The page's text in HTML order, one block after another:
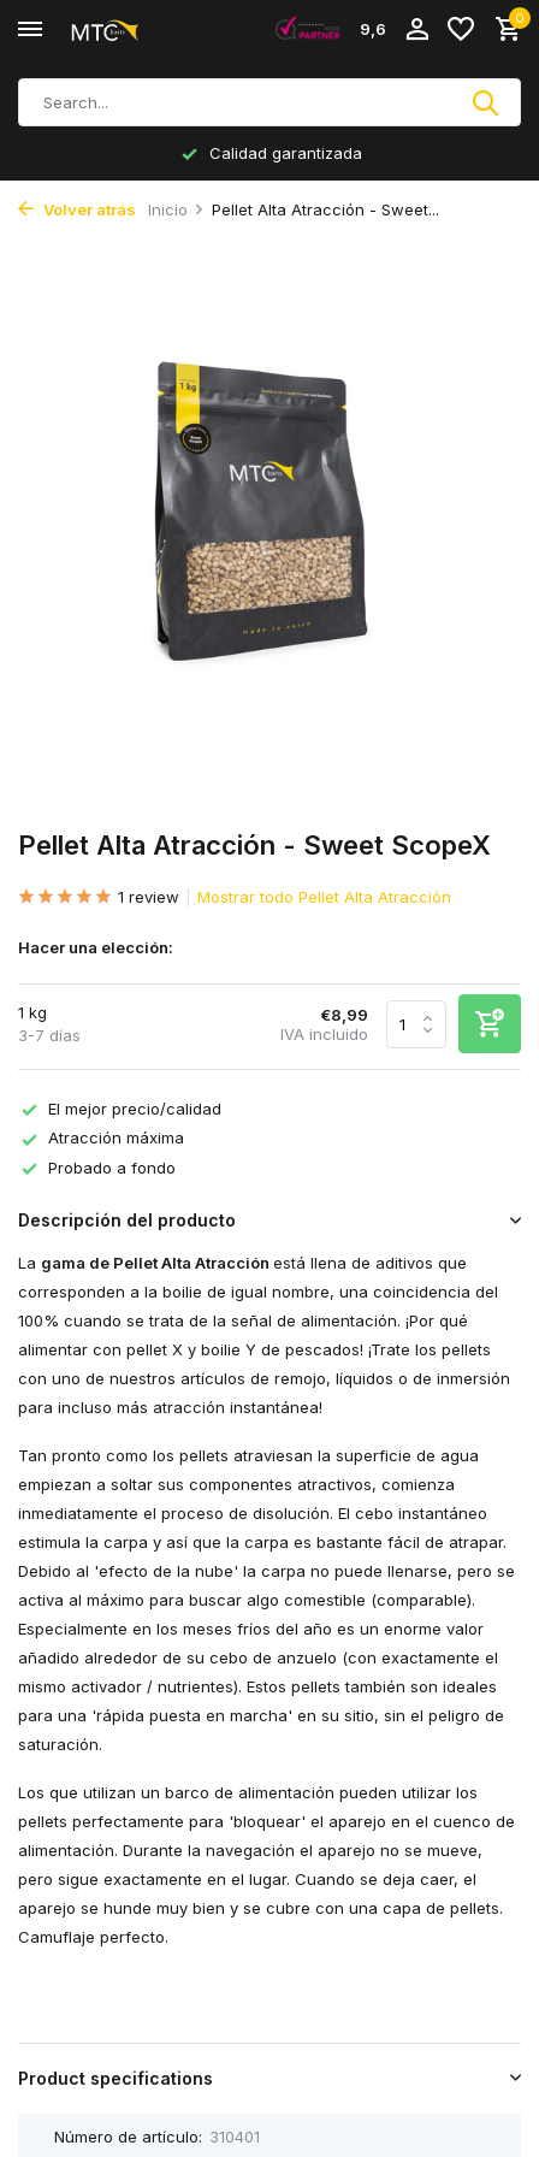
9,6
0
Calidad garantizada
Volver atrás Inicio Pellet Alta Atracción - Sweet...
Pellet Alta Atracción - Sweet ScopeX
1 review Mostrar todo Pellet Alta Atracción
Hacer una elección:
1 kg
3-7 días
€8,99
IVA incluido
El mejor precio/calidad
Atracción máxima
Probado a fondo
Descripción del producto
La gama de Pellet Alta Atracción está llena de aditivos que
corresponden a la boilie de igual nombre, una coincidencia del
100% cuando se trata de la señal de alimentación. ¡Por qué
alimentar con pellet X y boilie Y de pescados! ¡Trate los pellets
con uno de nuestros artículos de remojo, líquidos o de inmersión
para incluso más atracción instantánea!
Tan pronto como los pellets atraviesan la superficie de agua
empiezan a soltar sus componentes atractivos, comienza
inmediatamente el proceso de disolución. El cebo instantáneo
estimula la carpa y así que la carpa es bastante fácil de atrapar.
Debido al 'efecto de la nube' la carpa no puede llenarse, pero se
activa al máximo para buscar algo comestible (comparable).
Especialmente en los meses fríos del año es un enorme valor
añadido alrededor de su cebo de anzuelo (con exactamente el
mismo activador / nutrientes). Estos pellets también son ideales
para una 'rápida puesta en marcha' en su sitio, sin el peligro de
saturación.
Los que utilizan un barco de alimentación pueden utilizar los
pellets perfectamente para 'bloquear' el aparejo en el cuenco de
alimentación. Durante la navegación el aparejo no se mueve,
pero sigue exactamente en el lugar. Cuando se deja caer, el
aparejo se hunde muy bien y se cubre con una capa de pellets.
Camuflaje perfecto.
Product specifications
Número de artículo: 310401